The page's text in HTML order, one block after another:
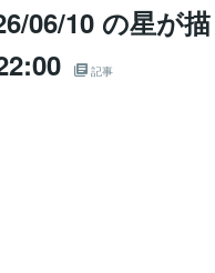
06/10 の星が
記事